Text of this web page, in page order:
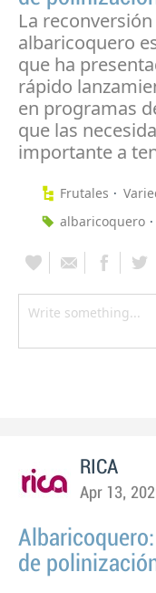
La
albaricoquero
que ha
rápido
en programas
que las
importante a
Frutales
albaricoquero
RICA
Apr 13,
de